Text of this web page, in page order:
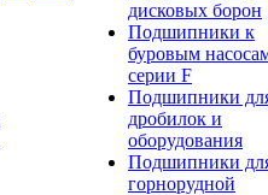
дисковых борон
Подшипники к
буровым
серии F
Подшипники
дробилок и
оборудования
Подшипники
горнорудной